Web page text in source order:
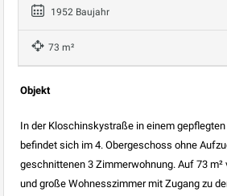
1952 Baujahr
73 m²
Objekt
In der Kloschinskystraße in einem
befindet sich im 4. Obergeschoss ohne
geschnittenen 3 Zimmerwohnung. Auf 73
und große Wohnesszimmer mit Zugang zu